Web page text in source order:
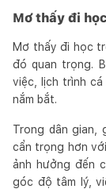
Mơ thấy đi
Mơ thấy đi học
đó quan trọng.
việc, lịch trình
nắm bắt.
Trong dân gian,
cẩn trọng hơn
ảnh hưởng đến
góc độ tâm lý,